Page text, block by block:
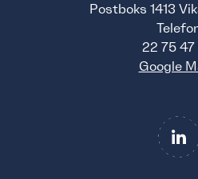
Postboks 1413
22 75
Google